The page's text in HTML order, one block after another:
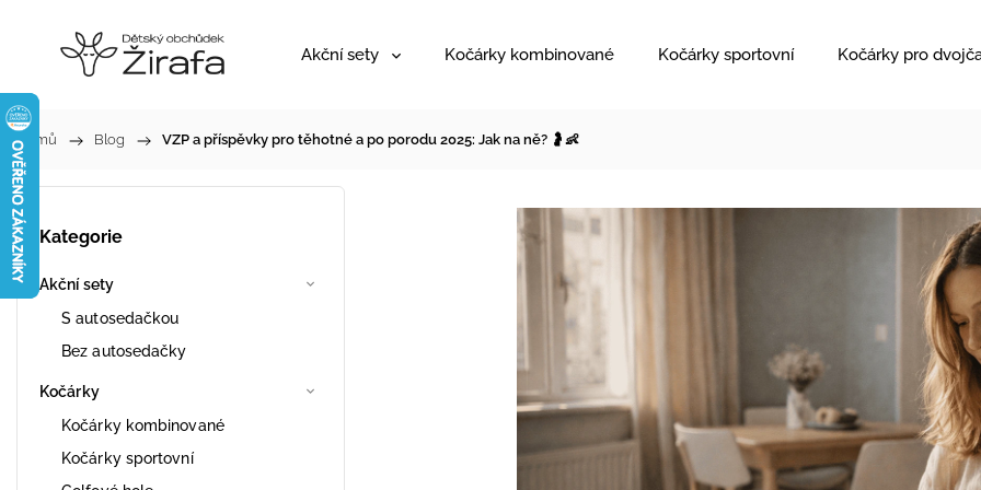
Akční sety Kočárky kombinované Kočárky sportovní Kočárky pro
Domů / Blog / VZP a příspěvky pro těhotné a po porodu 2025: Jak na ně? 🤰👶
Kategorie
Akční sety
S autosedačkou
Bez autosedačky
Kočárky
Kočárky kombinované
Kočárky sportovní